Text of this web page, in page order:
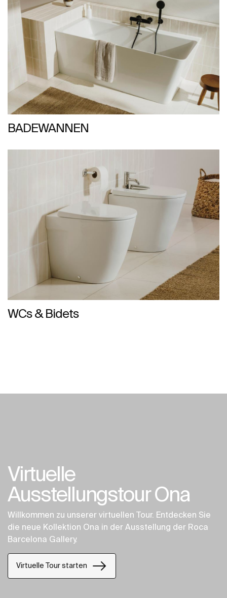
BADEWANNEN
WCs & Bidets
Virtuelle
Ausstellungstour Ona
Willkommen zu unserer virtuellen Tour. Entdecken Sie
die neue Kollektion Ona in der Ausstellung der Roca
Barcelona Gallery.
Virtuelle Tour starten